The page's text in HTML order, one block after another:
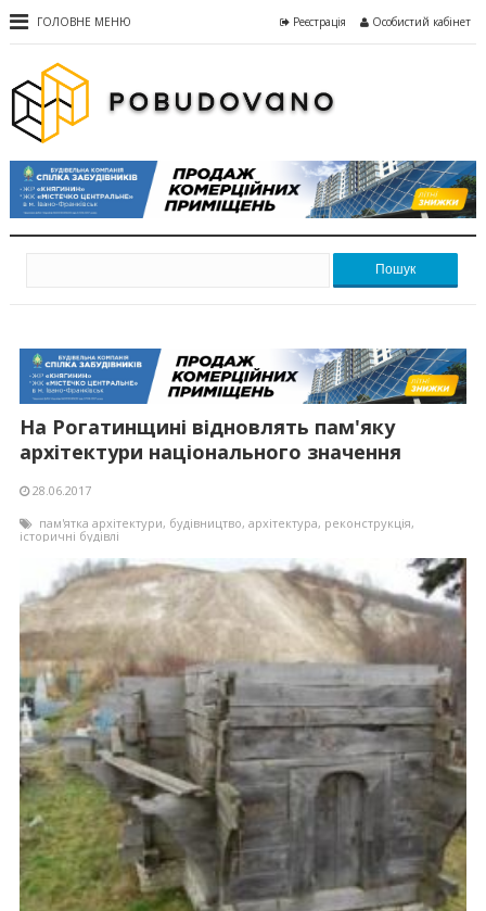
ГОЛОВНЕ МЕНЮ Реєстрація Особистий кабінет
Пошук
На Рогатинщині відновлять пам'яку
архітектури національного значення
28.06.2017
пам'ятка архітектури, будівництво, архітектура, реконструкція,
історичні будівлі